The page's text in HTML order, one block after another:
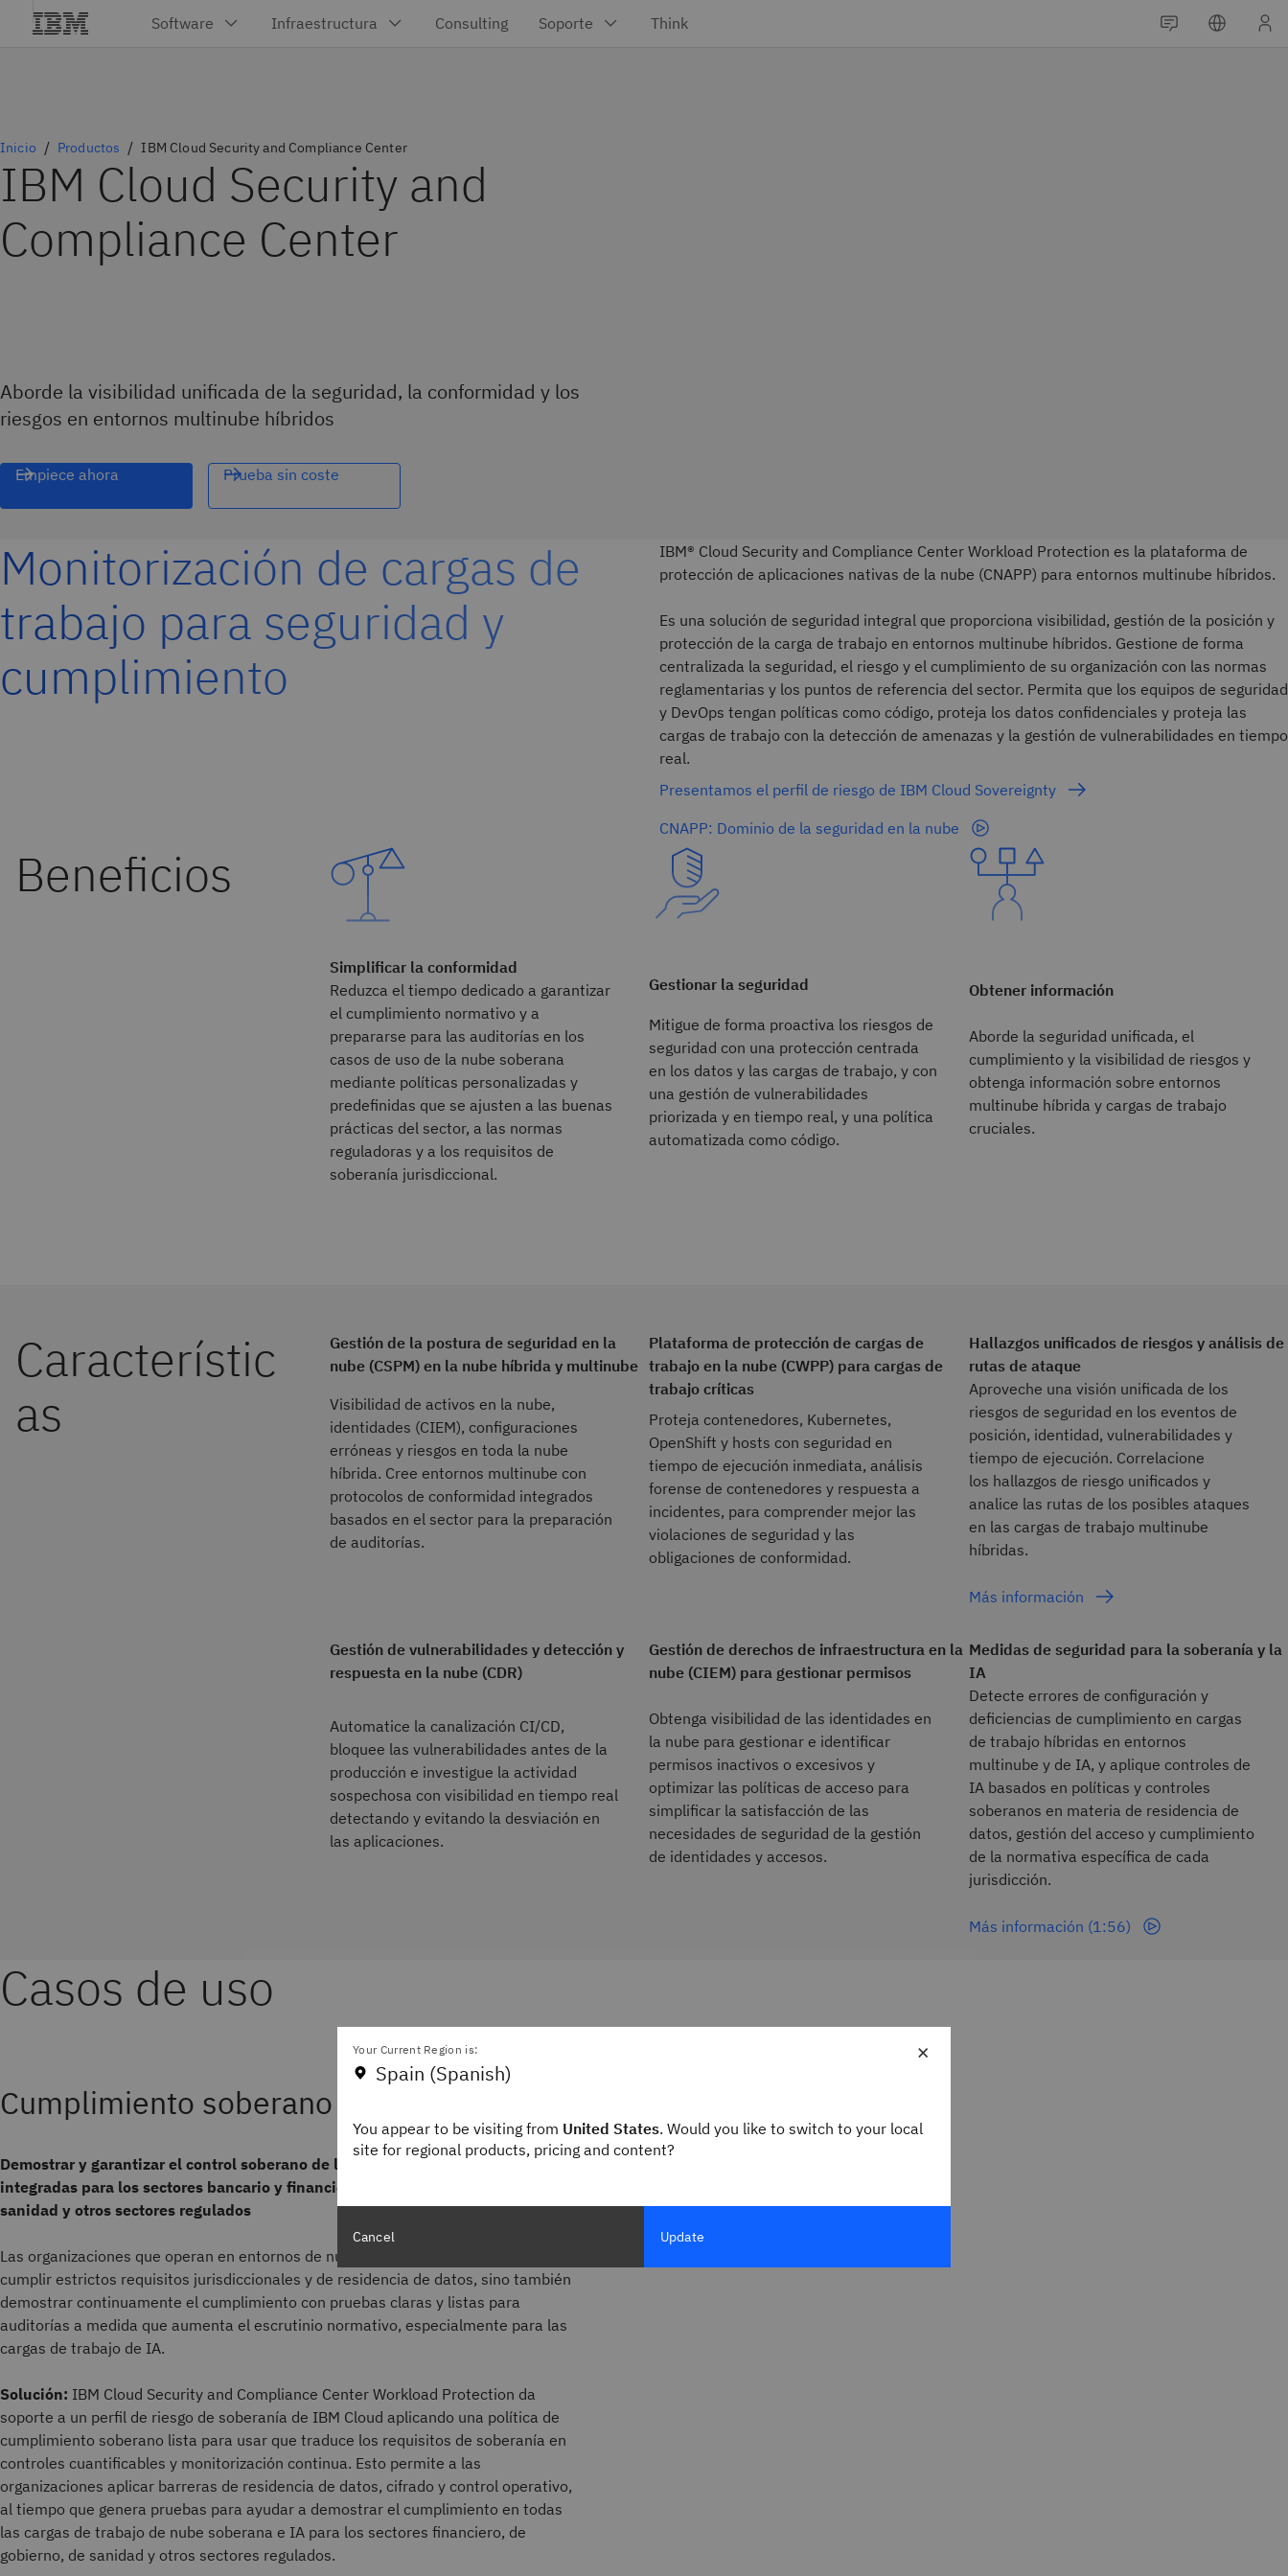
Inicio Productos IBM Cloud Security and Compliance Center
IBM Cloud Security and
Compliance Center
Aborde la visibilidad unificada de la seguridad, la conformidad y los
riesgos en entornos multinube híbridos
Empiece ahora Prueba sin coste
Monitorización de cargas de
trabajo para seguridad y
cumplimiento
IBM® Cloud Security and Compliance Center Workload Protection es la plataforma de
protección de aplicaciones nativas de la nube (CNAPP) para entornos multinube híbridos.
Es una solución de seguridad integral que proporciona visibilidad, gestión de la posición y
protección de la carga de trabajo en entornos multinube híbridos. Gestione de forma
centralizada la seguridad, el riesgo y el cumplimiento de su organización con las normas
reglamentarias y los puntos de referencia del sector. Permita que los equipos de seguridad
y DevOps tengan políticas como código, proteja los datos confidenciales y proteja las
cargas de trabajo con la detección de amenazas y la gestión de vulnerabilidades en tiempo
real.
Presentamos el perfil de riesgo de IBM Cloud Sovereignty
CNAPP: Dominio de la seguridad en la nube
Simplificar la conformidad
Reduzca el tiempo dedicado a garantizar
el cumplimiento normativo y a
prepararse para las auditorías en los
casos de uso de la nube soberana
mediante políticas personalizadas y
predefinidas que se ajusten a las buenas
prácticas del sector, a las normas
reguladoras y a los requisitos de
soberanía jurisdiccional.
Gestionar la seguridad
Mitigue de forma proactiva los riesgos de
seguridad con una protección centrada
en los datos y las cargas de trabajo, y con
una gestión de vulnerabilidades
priorizada y en tiempo real, y una política
automatizada como código.
Obtener información
Aborde la seguridad unificada, el
cumplimiento y la visibilidad de riesgos y
obtenga información sobre entornos
multinube híbrida y cargas de trabajo
cruciales.
Gestión de la postura de seguridad en la
nube (CSPM) en la nube híbrida y multinube
Visibilidad de activos en la nube,
identidades (CIEM), configuraciones
erróneas y riesgos en toda la nube
híbrida. Cree entornos multinube con
protocolos de conformidad integrados
basados en el sector para la preparación
de auditorías.
Plataforma de protección de cargas de
trabajo en la nube (CWPP) para cargas de
trabajo críticas
Proteja contenedores, Kubernetes,
OpenShift y hosts con seguridad en
tiempo de ejecución inmediata, análisis
forense de contenedores y respuesta a
incidentes, para comprender mejor las
violaciones de seguridad y las
obligaciones de conformidad.
Hallazgos unificados de riesgos y análisis de
rutas de ataque
Aproveche una visión unificada de los
riesgos de seguridad en los eventos de
posición, identidad, vulnerabilidades y
tiempo de ejecución. Correlacione
los hallazgos de riesgo unificados y
analice las rutas de los posibles ataques
en las cargas de trabajo multinube
híbridas.
Más información
Gestión de vulnerabilidades y detección y
respuesta en la nube (CDR)
Automatice la canalización CI/CD,
bloquee las vulnerabilidades antes de la
producción e investigue la actividad
sospechosa con visibilidad en tiempo real
detectando y evitando la desviación en
las aplicaciones.
Gestión de derechos de infraestructura en la
nube (CIEM) para gestionar permisos
Obtenga visibilidad de las identidades en
la nube para gestionar e identificar
permisos inactivos o excesivos y
optimizar las políticas de acceso para
simplificar la satisfacción de las
necesidades de seguridad de la gestión
de identidades y accesos.
Medidas de seguridad para la soberanía y la
IA
Detecte errores de configuración y
deficiencias de cumplimiento en cargas
de trabajo híbridas en entornos
multinube y de IA, y aplique controles de
IA basados en políticas y controles
soberanos en materia de residencia de
datos, gestión del acceso y cumplimiento
de la normativa específica de cada
jurisdicción.
Más información (1:56)
Casos de uso
Cumplimiento soberano
Demostrar y garantizar el control soberano de la nube mediante políticas
integradas para los sectores bancario y financiero, la administración pública, la
sanidad y otros sectores regulados
Las organizaciones que operan en entornos de nube soberana no solo deben
cumplir estrictos requisitos jurisdiccionales y de residencia de datos, sino también
demostrar continuamente el cumplimiento con pruebas claras y listas para
auditorías a medida que aumenta el escrutinio normativo, especialmente para las
cargas de trabajo de IA.
Solución: IBM Cloud Security and Compliance Center Workload Protection da
soporte a un perfil de riesgo de soberanía de IBM Cloud aplicando una política de
cumplimiento soberano lista para usar que traduce los requisitos de soberanía en
controles cuantificables y monitorización continua. Esto permite a las
organizaciones aplicar barreras de residencia de datos, cifrado y control operativo,
al tiempo que genera pruebas para ayudar a demostrar el cumplimiento en todas
las cargas de trabajo de nube soberana e IA para los sectores financiero, de
gobierno, de sanidad y otros sectores regulados.
×
Your Current Region is:
Spain (Spanish)
You appear to be visiting from United States. Would you like to switch to your local
site for regional products, pricing and content?
Cancel Update